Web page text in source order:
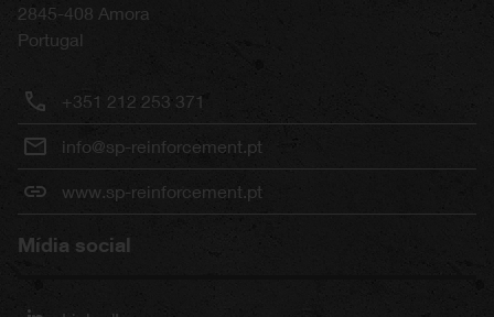
2845-408 Amora
Portugal
+351 212 253 371
info@sp-reinforcement.pt
www.sp-reinforcement.pt
Mídia social